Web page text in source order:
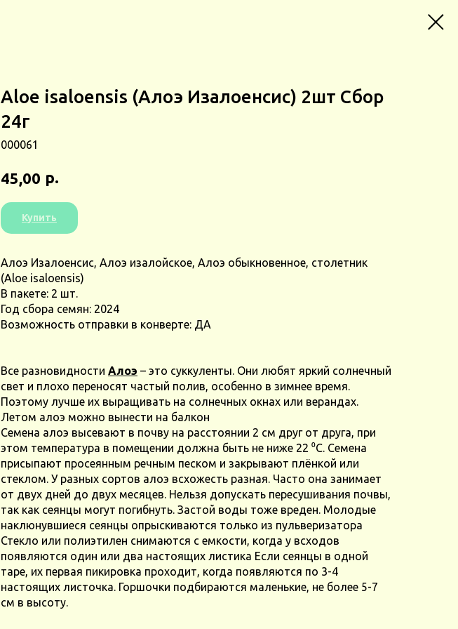
Aloe isaloensis (Алоэ Изалоенсис) 2шт Сбор
24г
000061
45,00 р.
Купить
Алоэ Изалоенсис, Алоэ изалойское, Алоэ обыкновенное, столетник
(Aloe isaloensis)
В пакете: 2 шт.
Год сбора семян: 2024
Возможность отправки в конверте: ДА
Все разновидности Алоэ – это суккуленты. Они любят яркий солнечный
свет и плохо переносят частый полив, особенно в зимнее время.
Поэтому лучше их выращивать на солнечных окнах или верандах.
Летом алоэ можно вынести на балкон
Семена алоэ высевают в почву на расстоянии 2 см друг от друга, при
этом температура в помещении должна быть не ниже 22 ⁰C. Семена
присыпают просеянным речным песком и закрывают плёнкой или
стеклом. У разных сортов алоэ всхожесть разная. Часто она занимает
от двух дней до двух месяцев. Нельзя допускать пересушивания почвы,
так как сеянцы могут погибнуть. Застой воды тоже вреден. Молодые
наклюнувшиеся сеянцы опрыскиваются только из пульверизатора
Стекло или полиэтилен снимаются с емкости, когда у всходов
появляются один или два настоящих листика Если сеянцы в одной
таре, их первая пикировка проходит, когда появляются по 3-4
настоящих листочка. Горшочки подбираются маленькие, не более 5-7
см в высоту.